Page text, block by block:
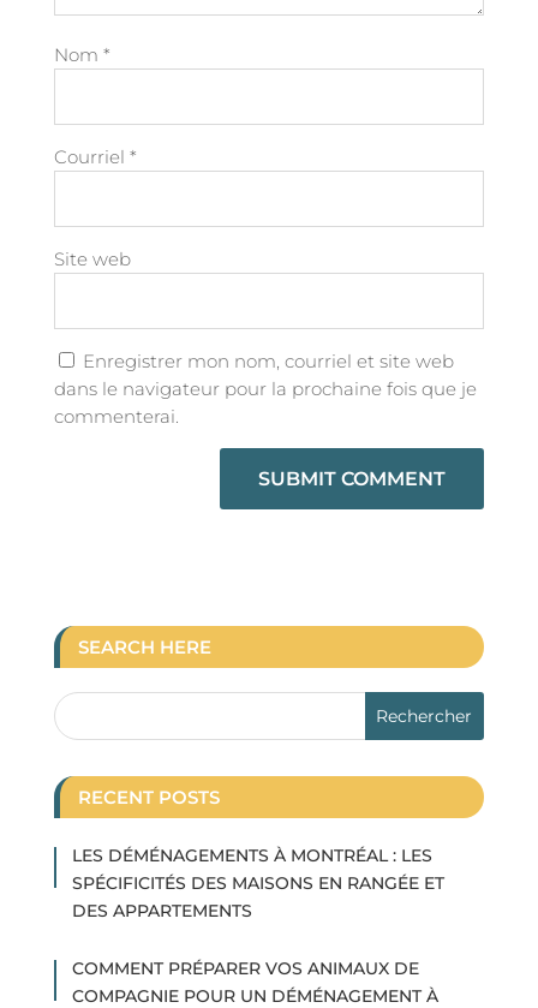
Nom *
Courriel *
Site web
Enregistrer mon nom, courriel et site web
dans le navigateur pour la prochaine fois que je
commenterai.
SEARCH HERE
RECENT POSTS
LES DÉMÉNAGEMENTS À MONTRÉAL : LES
SPÉCIFICITÉS DES MAISONS EN RANGÉE ET
DES APPARTEMENTS
COMMENT PRÉPARER VOS ANIMAUX DE
COMPAGNIE POUR UN DÉMÉNAGEMENT À